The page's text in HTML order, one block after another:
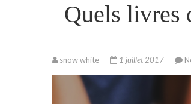
Quels livres
snow white 1 juillet 2017